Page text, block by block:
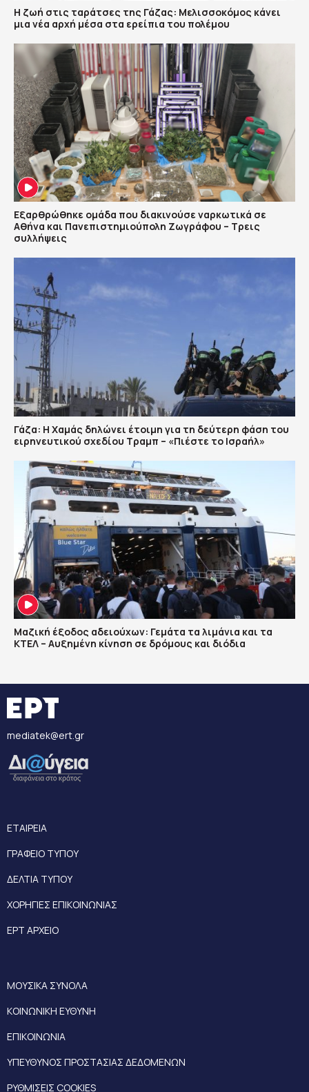
Η ζωή στις ταράτσες της Γάζας: Μελισσοκόμος κάνει
μια νέα αρχή μέσα στα ερείπια του πολέμου
Εξαρθρώθηκε ομάδα που διακινούσε ναρκωτικά σε
Αθήνα και Πανεπιστημιούπολη Ζωγράφου – Τρεις
συλλήψεις
Γάζα: Η Χαμάς δηλώνει έτοιμη για τη δεύτερη φάση του
ειρηνευτικού σχεδίου Τραμπ – «Πιέστε το Ισραήλ»
Μαζική έξοδος αδειούχων: Γεμάτα τα λιμάνια και τα
ΚΤΕΛ – Αυξημένη κίνηση σε δρόμους και διόδια
mediatek@ert.gr
ΕΤΑΙΡΕΙΑ
ΓΡΑΦΕΙΟ ΤΥΠΟΥ
ΔΕΛΤΙΑ ΤΥΠΟΥ
ΧΟΡΗΓΙΕΣ ΕΠΙΚΟΙΝΩΝΙΑΣ
ΕΡΤ ΑΡΧΕΙΟ
ΜΟΥΣΙΚΑ ΣΥΝΟΛΑ
ΚΟΙΝΩΝΙΚΗ ΕΥΘΥΝΗ
ΕΠΙΚΟΙΝΩΝΙΑ
ΥΠΕΥΘΥΝΟΣ ΠΡΟΣΤΑΣΙΑΣ ΔΕΔΟΜΕΝΩΝ
ΡΥΘΜΙΣΕΙΣ COOKIES